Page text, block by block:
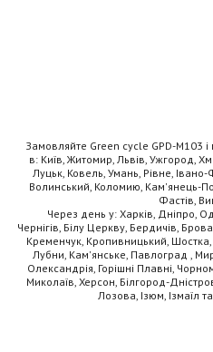
Замовляйте Green cycle GPD-M103
в: Київ, Житомир, Львів, Ужгород,
Луцьк, Ковель, Умань, Рівне,
Волинський, Коломию, Кам'янець-
Фастів,
Через день у: Харків, Дніпро,
Чернігів, Білу Церкву, Бердичів,
Кременчук, Кропивницький,
Лубни, Кам'янське, Павлоград ,
Олександрія, Горішні Плавні,
Миколаїв, Херсон, Білгород-
Лозова, Ізюм, Ізмаїл